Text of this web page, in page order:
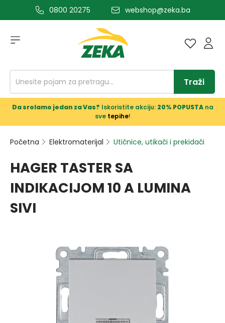
glavni sadržaj0800 20275 webshop@zeka.ba
Traži
Da srolamo jedan za Vas? Iskoristite akciju: 20% POPUSTAna
sve tepihe!
Početna Elektromaterijal Utičnice, utikači i prekidači
HAGER TASTER SA
INDIKACIJOM 10 A LUMINA
SIVI